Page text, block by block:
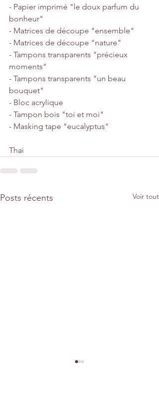
- Papier imprimé "le doux parfum du
bonheur"
- Matrices de découpe "ensemble"
- Matrices de découpe "nature"
- Tampons transparents "précieux
moments"
- Tampons transparents "un beau
bouquet"
- Bloc acrylique
- Tampon bois "toi et moi"
- Masking tape "eucalyptus"
Thai
Posts récents Voir tout